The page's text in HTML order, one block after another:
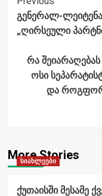
გენერალ-
„ღირსეული
რა
ოსი
და როგფორ
More Stories
სიახლეები
ქუთაისში მესამე